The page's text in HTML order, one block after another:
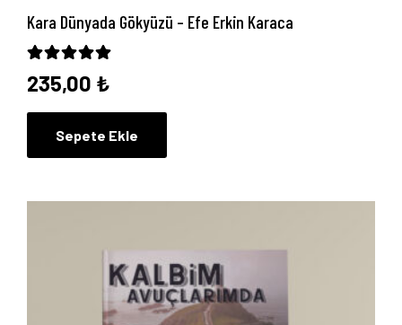
Blog
İletişim
Kara Dünyada Gökyüzü – Efe Erkin Karaca
235,00 ₺
Sepete Ekle